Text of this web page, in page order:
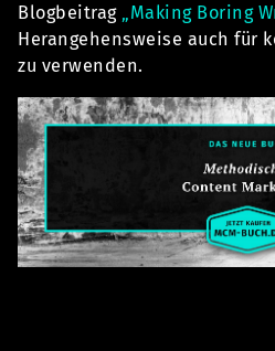
Blogbeitrag
„Making Boring
Herangehensweise auch für
zu verwenden.